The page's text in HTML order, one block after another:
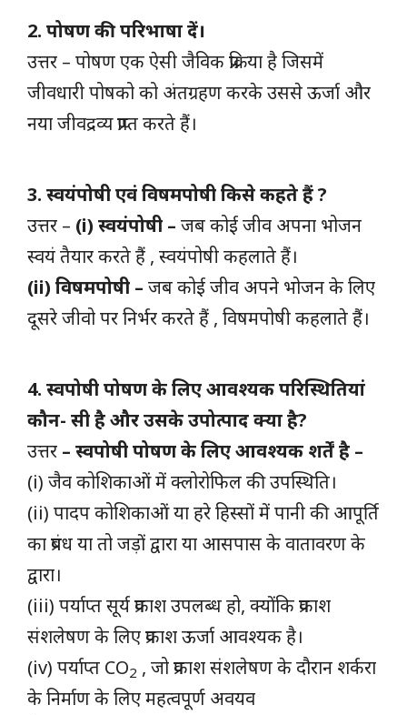
2. पोषण की परिभाषा दें।
उत्तर – पोषण एक ऐसी जैविक प्रक्रिया है जिसमें
जीवधारी पोषको को अंतग्रहण करके उससे ऊर्जा और
नया जीवद्रव्य प्राप्त करते हैं।
3. स्वयंपोषी एवं विषमपोषी किसे कहते हैं ?
उत्तर – (i) स्वयंपोषी – जब कोई जीव अपना भोजन
स्वयं तैयार करते हैं , स्वयंपोषी कहलाते हैं।
(ii) विषमपोषी – जब कोई जीव अपने भोजन के लिए
दूसरे जीवो पर निर्भर करते हैं , विषमपोषी कहलाते हैं।
4. स्वपोषी पोषण के लिए आवश्यक परिस्थितियां
कौन- सी है और उसके उपोत्पाद क्या है?
उत्तर – स्वपोषी पोषण के लिए आवश्यक शर्तें है –
(i) जैव कोशिकाओं में क्लोरोफिल की उपस्थिति।
(ii) पादप कोशिकाओं या हरे हिस्सों में पानी की आपूर्ति
का प्रबंध या तो जड़ों द्वारा या आसपास के वातावरण के
द्वारा।
(iii) पर्याप्त सूर्य प्रकाश उपलब्ध हो, क्योंकि प्रकाश
संशलेषण के लिए प्रकाश ऊर्जा आवश्यक है।
(iv) पर्याप्त CO2 , जो प्रकाश संशलेषण के दौरान शर्करा
के निर्माण के लिए महत्वपूर्ण अवयव